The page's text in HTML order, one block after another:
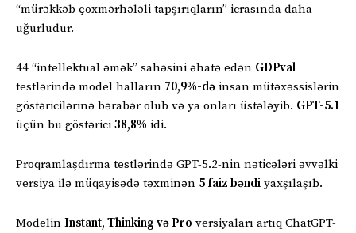
“mürəkkəb çoxmərhələli tapşırıqların” icrasında daha
uğurludur.
44 “intellektual əmək” sahəsini əhatə edən GDPval
testlərində model halların 70,9%-də insan mütəxəssislərin
göstəricilərinə bərabər olub və ya onları üstələyib. GPT-5.1
üçün bu göstərici 38,8% idi.
Proqramlaşdırma testlərində GPT-5.2-nin nəticələri əvvəlki
versiya ilə müqayisədə təxminən 5 faiz bəndi yaxşılaşıb.
Modelin Instant, Thinking və Pro versiyaları artıq ChatGPT-